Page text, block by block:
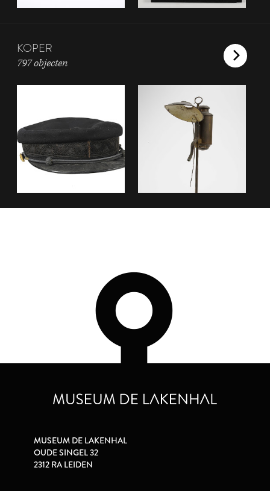
KOPER
797 objecten
MUSEUM DE LAKENHAL
OUDE SINGEL 32
2312 RA LEIDEN